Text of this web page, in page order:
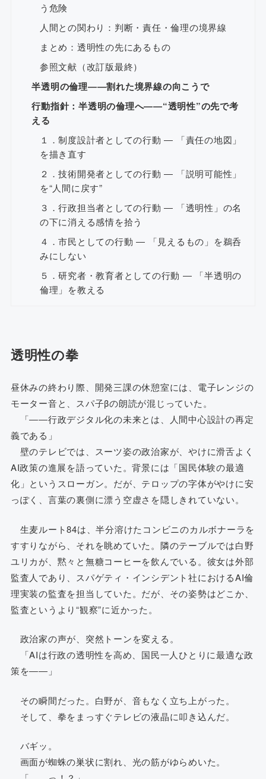
う危険
人間との関わり：判断・責任・倫理の境界線
まとめ：透明性の先にあるもの
参照文献（改訂版最終）
半透明の倫理――割れた境界線の向こうで
行動指針：半透明の倫理へ――“透明性”の先で考
える
１．制度設計者としての行動 ― 「責任の地図」
を描き直す
２．技術開発者としての行動 ― 「説明可能性」
を“人間に戻す”
３．行政担当者としての行動 ― 「透明性」の名
の下に消える感情を拾う
４．市民としての行動 ― 「見えるもの」を鵜呑
みにしない
５．研究者・教育者としての行動 ― 「半透明の
倫理」を教える
透明性の拳
昼休みの終わり際、開発三課の休憩室には、電子レンジの
モーター音と、スパ子βの朗読が混じっていた。
「――行政デジタル化の未来とは、人間中心設計の再定
義である」
壁のテレビでは、スーツ姿の政治家が、やけに滑舌よく
AI政策の進展を語っていた。背景には「国民体験の最適
化」というスローガン。だが、テロップの字体がやけに安
っぽく、言葉の裏側に漂う空虚さを隠しきれていない。
生麦ルート84は、半分溶けたコンビニのカルボナーラを
すすりながら、それを眺めていた。隣のテーブルでは白野
ユリカが、黙々と無糖コーヒーを飲んでいる。彼女は外部
監査人であり、スパゲティ・インシデント社におけるAI倫
理実装の監査を担当していた。だが、その姿勢はどこか、
監査というより“観察”に近かった。
政治家の声が、突然トーンを変える。
「AIは行政の透明性を高め、国民一人ひとりに最適な政
策を――」
その瞬間だった。白野が、音もなく立ち上がった。
そして、拳をまっすぐテレビの液晶に叩き込んだ。
バギッ。
画面が蜘蛛の巣状に割れ、光の筋がゆらめいた。